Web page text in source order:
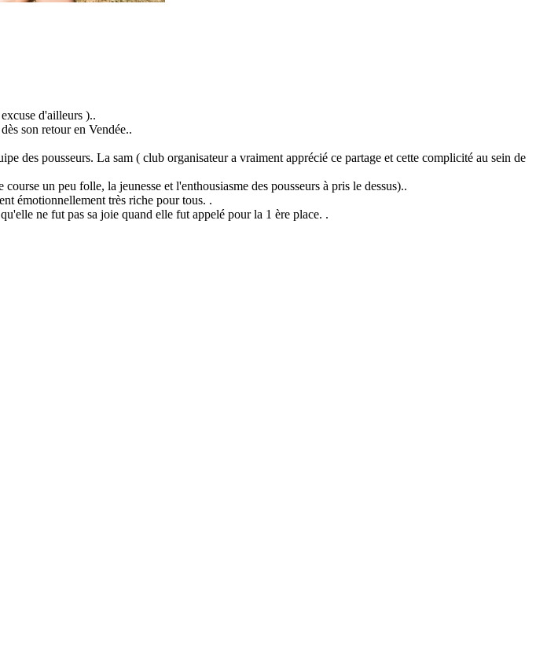
d'ailleurs )..
son retour en Vendée..
des pousseurs. La sam ( club organisateur a vraiment apprécié ce partage et cette complicité au sein de
un peu folle, la jeunesse et l'enthousiasme des pousseurs à pris le dessus)..
émotionnellement très riche pour tous. .
ne fut pas sa joie quand elle fut appelé pour la 1 ère place. .